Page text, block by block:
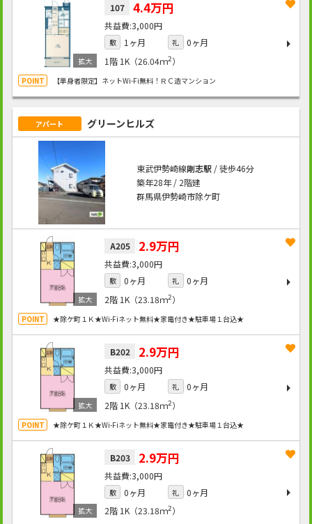
107 4.4万円
3,000円
敷 1ヶ月 礼
0ヶ月
1階 1K（26.04ｍ2）
【単身者限定】ネットWi-Fi無料！ＲＣ造マンション
アパート グリーンヒルズ
東武伊勢崎線剛志駅/ 徒歩46分
築年28年 / 2階建
群馬県伊勢崎市除ケ町
A205 2.9万円
3,000円
敷 0ヶ月 礼
0ヶ月
2階 1K（23.18ｍ2）
★除ケ町１Ｋ★Wi-Fiネット無料★家電付き★駐車場１台込★
B202 2.9万円
3,000円
敷 0ヶ月 礼
0ヶ月
2階 1K（23.18ｍ2）
★除ケ町１Ｋ★Wi-Fiネット無料★家電付き★駐車場１台込★
B203 2.9万円
3,000円
敷 0ヶ月 礼
0ヶ月
2階 1K（23.18ｍ2）